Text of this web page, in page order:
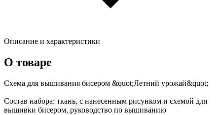
Описание и характеристики
О товаре
Схема для вышивания бисером &quot;Летний урожай&quot;
Состав набора: ткань, с нанесенным рисунком и схемой для
вышивки бисером, руководство по вышиванию